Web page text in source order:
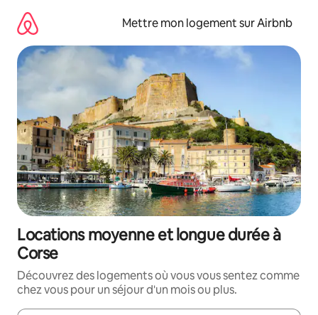
directement
contenu
Mettre mon logement sur Airbnb
Locations moyenne et longue durée à
Corse
Découvrez des logements où vous vous sentez comme
chez vous pour un séjour d'un mois ou plus.